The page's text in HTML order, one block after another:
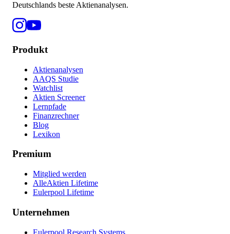
Deutschlands beste Aktienanalysen.
Produkt
Aktienanalysen
AAQS Studie
Watchlist
Aktien Screener
Lernpfade
Finanzrechner
Blog
Lexikon
Premium
Mitglied werden
AlleAktien Lifetime
Eulerpool Lifetime
Unternehmen
Eulerpool Research Systems